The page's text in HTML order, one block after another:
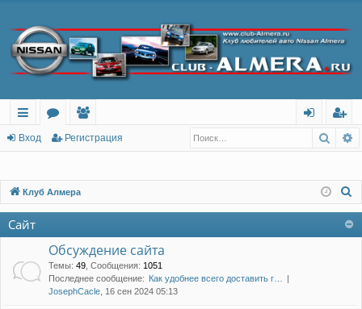
с
лк
и
о
м
ы
ол
ов
ат
ел
и
ег
тр
ац
ия
Вход Регистрация
Клуб Алмера
Сайт
Обсуждение сайта
Темы: 49 Сообщения: 1051
Последнее сообщение: Как удобнее всего доставить г…
JosephCacle , 16 сен 2024 05:13